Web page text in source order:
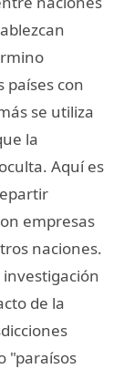
países con
se utiliza
la
Aquí es
empresas
naciones.
investigación
de la
"paraísos